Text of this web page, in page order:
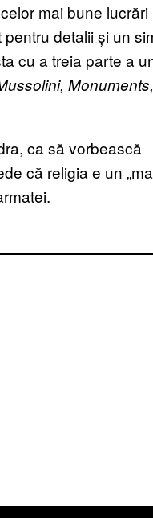
mai bune lucrări
detalii și un
cu a treia parte a
Monuments,
ca să vorbească
că religia e un